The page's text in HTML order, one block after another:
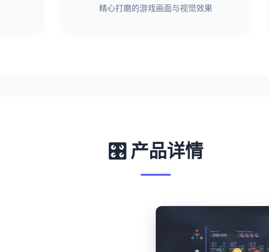
精心打磨的游戏画面与视觉效果
🎛️ 产品详情